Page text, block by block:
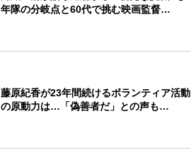
年隊の分岐点と60代で挑む映画監督…
藤原紀香が23年間続けるボランティア活動
の原動力は…「偽善者だ」との声も…